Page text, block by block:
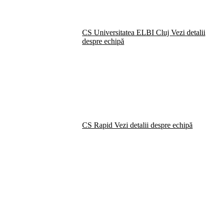
CS Universitatea ELBI Cluj Vezi detalii
despre echipă
CS Rapid Vezi detalii despre echipă